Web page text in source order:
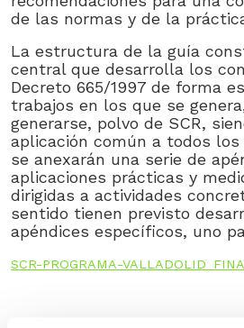
de las normas y de la
La estructura de la guía
central que desarrolla los
Decreto 665/1997 de forma
trabajos en los que se
generarse, polvo de SCR,
aplicación común a todos los
se anexarán una serie de
aplicaciones prácticas y
dirigidas a actividades
sentido tienen previsto
apéndices específicos, uno
SCR-PROGRAMA-